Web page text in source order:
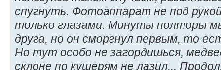
спугнуть. Фотоаппарат не под
только глазами. Минуты полторы
друга, но он сморгнул первым, то
Но тут особо не загордишься,
склоне по кушерям не лазил...